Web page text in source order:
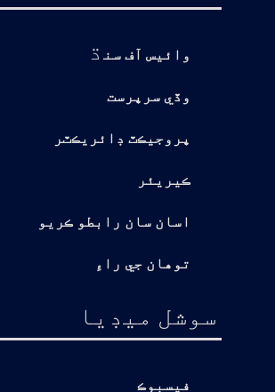
وائيس آف سن ڌ
وڏي سرپرست
پروجيڪٽ ڊائريڪٽر
ڪيريئر
اسان سان رابطو ڪريو
توهان جي راءِ
سوشل ميڊيا
فيسبوڪ